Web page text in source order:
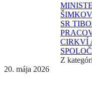
SR
CIRKVÍ
Z
20. mája 2026